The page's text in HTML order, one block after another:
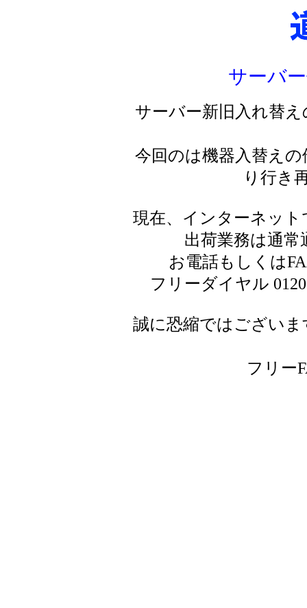
サーバ
サーバー新旧入れ替
今回のは機器入替え
り行き
現在、インターネッ
出荷業務は通
お電話もしくは
フリーダイヤル
誠に恐縮ではござい
フリー